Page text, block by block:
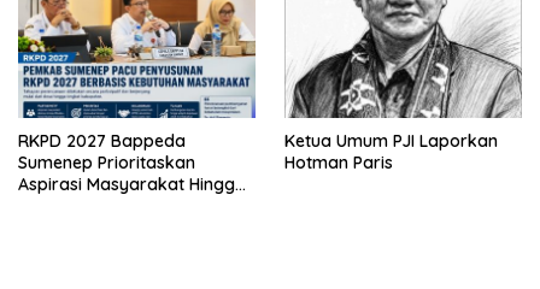
RKPD 2027 Bappeda
Sumenep Prioritaskan
Aspirasi Masyarakat Hingga
Ketua Umum PJI Laporkan
Hotman Paris